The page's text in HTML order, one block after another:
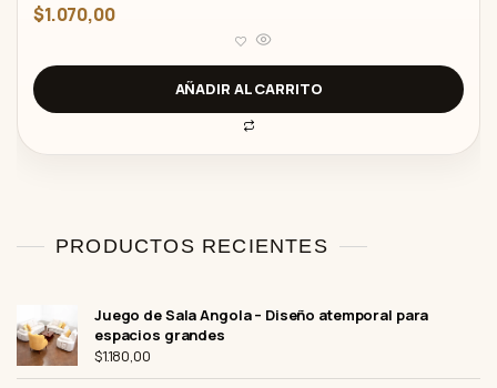
a
d
o
c
0
$1.070,00
AÑADIR AL CARRITO
PRODUCTOS RECIENTES
Juego de Sala Angola – Diseño atemporal para
espacios grandes
$1.180,00